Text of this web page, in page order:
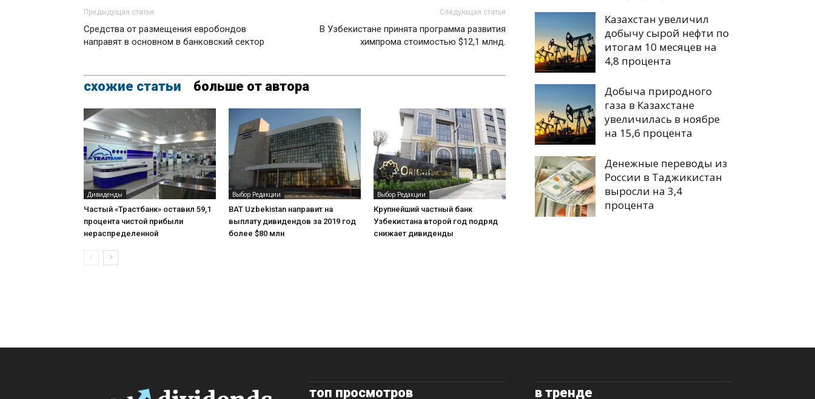
Предыдущая статья
Средства от размещения евробондов
направят в основном в банковский сектор
Следующая статья
В Узбекистане принята программа развития
химпрома стоимостью $12,1 млнд.
схожие статьи больше от автора
Дивиденды
Частый «Трастбанк» оставил 59,1
процента чистой прибыли
нераспределенной
Выбор Редакции
BAT Uzbekistan направит на
выплату дивидендов за 2019 год
более $80 млн
Выбор Редакции
Крупнейший частный банк
Узбекистана второй год подряд
снижает дивиденды
Казахстан увеличил
добычу сырой нефти по
итогам 10 месяцев на
4,8 процента
Добыча природного
газа в Казахстане
увеличилась в ноябре
на 15,6 процента
Денежные переводы из
России в Таджикистан
выросли на 3,4
процента
топ просмотров в тренде